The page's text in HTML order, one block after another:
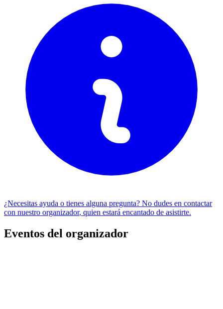
¿Necesitas ayuda o tienes alguna pregunta? No dudes en contactar
con nuestro organizador, quien estará encantado de asistirte.
Eventos del organizador